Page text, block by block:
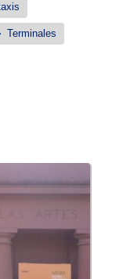
Terminales